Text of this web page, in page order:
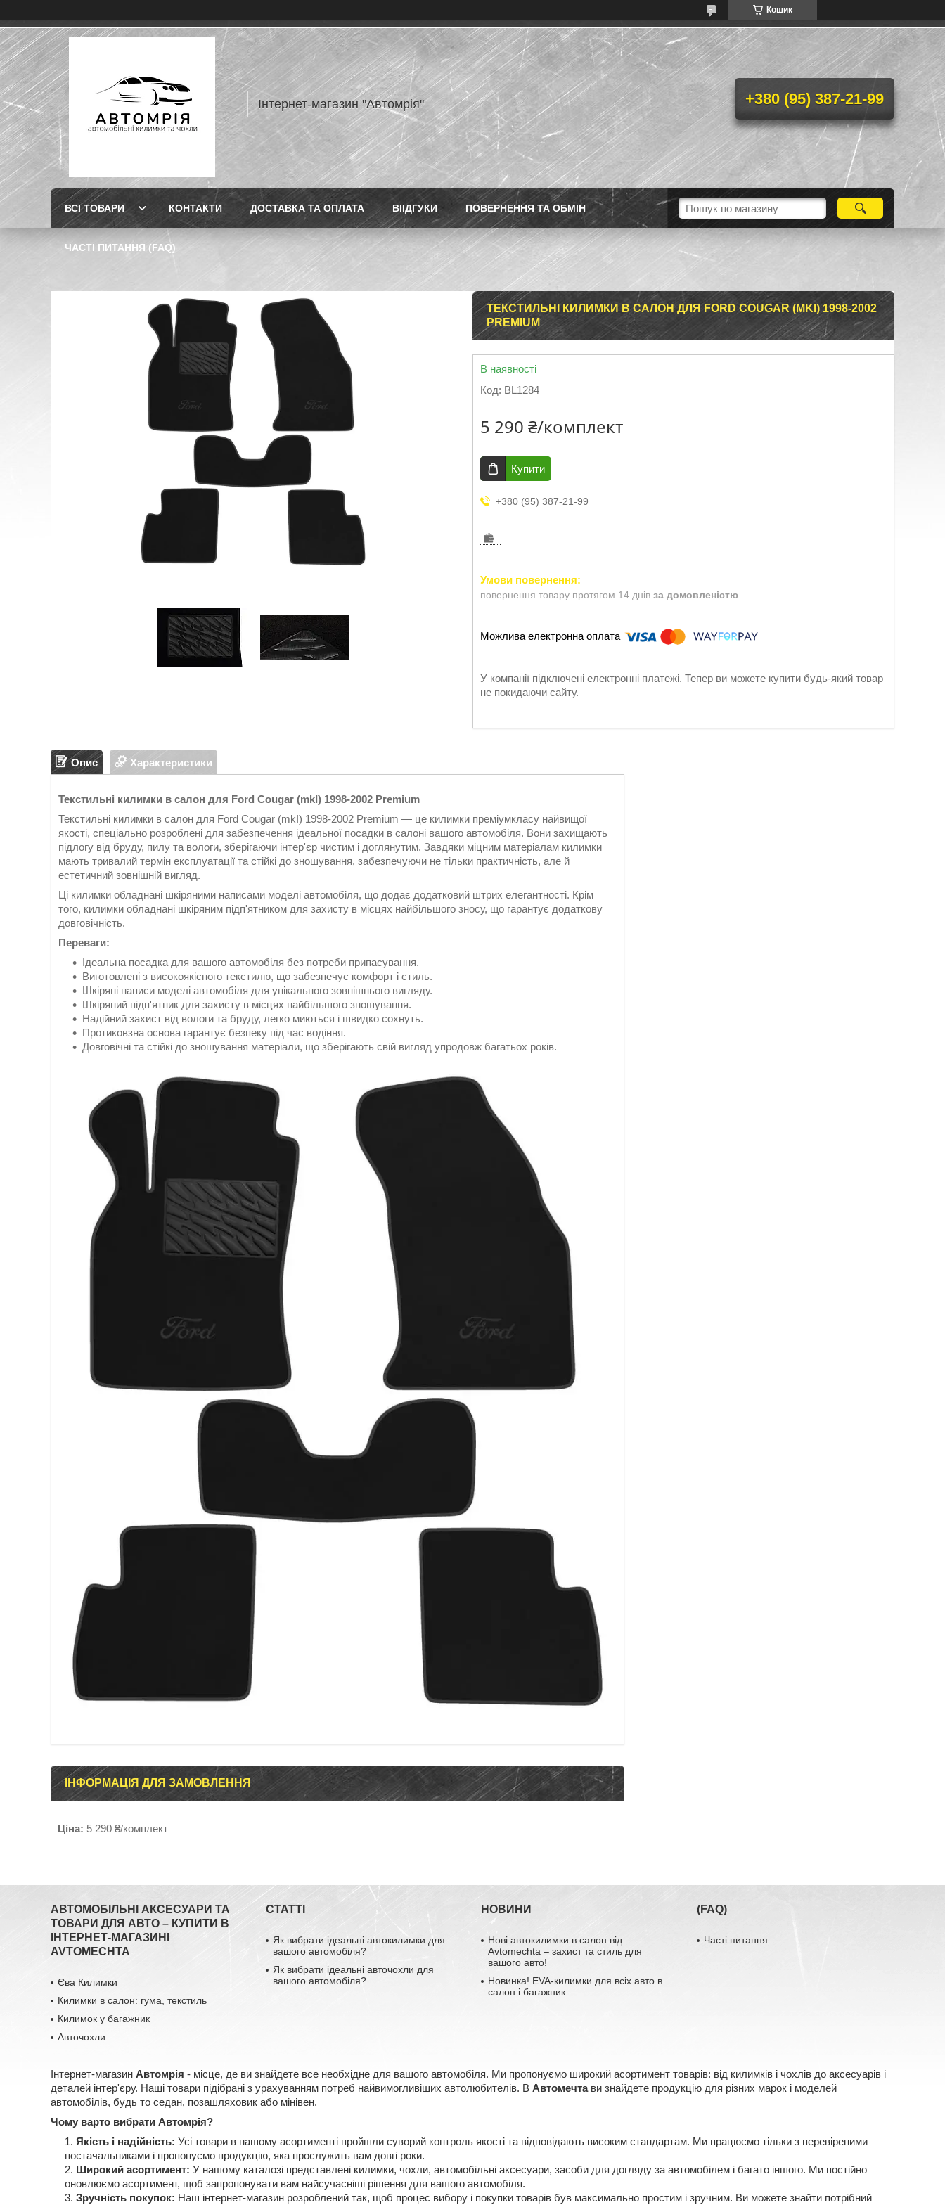
Кошик
Інтернет-магазин "Автомрія" +380 (95) 387-21-99
ВСІ ТОВАРИ КОНТАКТИ ДОСТАВКА ТА ОПЛАТА ВІІДГУКИ ПОВЕРНЕННЯ ТА ОБМІН
ЧАСТІ ПИТАННЯ (FAQ)
ТЕКСТИЛЬНІ КИЛИМКИ В САЛОН ДЛЯ FORD COUGAR (MKI) 1998-2002
PREMIUM
В наявності
Код: BL1284
5 290 ₴/комплект
Купити
+380 (95) 387-21-99
повернення товару протягом 14 днів за домовленістю
У компанії підключені електронні платежі. Тепер ви можете купити будь-який товар
не покидаючи сайту.
Опис Характеристики
Текстильні килимки в салон для Ford Cougar (mkI) 1998-2002 Premium
Текстильні килимки в салон для Ford Cougar (mkI) 1998-2002 Premium — це килимки преміумкласу найвищої
якості, спеціально розроблені для забезпечення ідеальної посадки в салоні вашого автомобіля. Вони захищають
підлогу від бруду, пилу та вологи, зберігаючи інтер'єр чистим і доглянутим. Завдяки міцним матеріалам килимки
мають тривалий термін експлуатації та стійкі до зношування, забезпечуючи не тільки практичність, але й
естетичний зовнішній вигляд.
Ці килимки обладнані шкіряними написами моделі автомобіля, що додає додатковий штрих елегантності. Крім
того, килимки обладнані шкіряним підп'ятником для захисту в місцях найбільшого зносу, що гарантує додаткову
довговічність.
Переваги:
Ідеальна посадка для вашого автомобіля без потреби припасування.
Виготовлені з високоякісного текстилю, що забезпечує комфорт і стиль.
Шкіряні написи моделі автомобіля для унікального зовнішнього вигляду.
Шкіряний підп'ятник для захисту в місцях найбільшого зношування.
Надійний захист від вологи та бруду, легко миються і швидко сохнуть.
Протиковзна основа гарантує безпеку під час водіння.
Довговічні та стійкі до зношування матеріали, що зберігають свій вигляд упродовж багатьох років.
ІНФОРМАЦІЯ ДЛЯ ЗАМОВЛЕННЯ
Ціна: 5 290 ₴/комплект
АВТОМОБІЛЬНІ АКСЕСУАРИ ТА
ТОВАРИ ДЛЯ АВТО – КУПИТИ В
ІНТЕРНЕТ-МАГАЗИНІ
AVTOMECHTA
Єва Килимки
Килимки в салон: гума, текстиль
Килимок у багажник
Авточохли
СТАТТІ
Як вибрати ідеальні автокилимки для
вашого автомобіля?
Як вибрати ідеальні авточохли для
вашого автомобіля?
НОВИНИ
Нові автокилимки в салон від
Avtomechta – захист та стиль для
вашого авто!
Новинка! EVA-килимки для всіх авто в
салон і багажник
(FAQ)
Часті питання
Інтернет-магазин Автомрія - місце, де ви знайдете все необхідне для вашого автомобіля. Ми пропонуємо широкий асортимент товарів: від килимків і чохлів до аксесуарів і
деталей інтер'єру. Наші товари підібрані з урахуванням потреб найвимогливіших автолюбителів. В Автомечтави знайдете продукцію для різних марок і моделей
автомобілів, будь то седан, позашляховик або мінівен.
Чому варто вибрати Автомрія?
Якість і надійність: Усі товари в нашому асортименті пройшли суворий контроль якості та відповідають високим стандартам. Ми працюємо тільки з перевіреними
постачальниками і пропонуємо продукцію, яка прослужить вам довгі роки.
Широкий асортимент: У нашому каталозі представлені килимки, чохли, автомобільні аксесуари, засоби для догляду за автомобілем і багато іншого. Ми постійно
оновлюємо асортимент, щоб запропонувати вам найсучасніші рішення для вашого автомобіля.
Зручність покупок: Наш інтернет-магазин розроблений так, щоб процес вибору і покупки товарів був максимально простим і зручним. Ви можете знайти потрібний